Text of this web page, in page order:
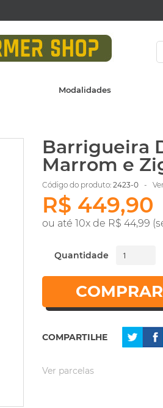
Modalidades
Barrigueira
Marrom e
Código do produto: 2423-0 -
R$ 449,90
ou até 10x de R$ 44,99
Quantidade
COMPRAR
COMPARTILHE
Ver parcelas